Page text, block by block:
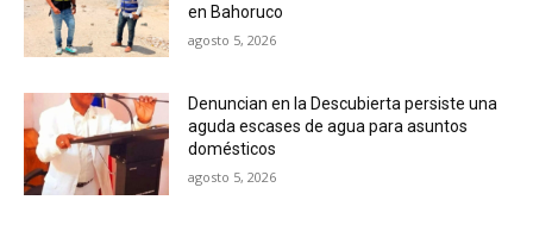
en Bahoruco
agosto 5, 2026
Denuncian en la Descubierta persiste una
aguda escases de agua para asuntos
domésticos
agosto 5, 2026